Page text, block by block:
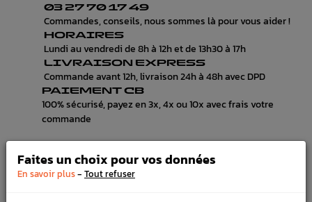
03 27 70 17 49
Commandes, conseils, nous sommes là pour vous aider !
HORAIRES
Lundi au vendredi de 8h à 12h et de 13h30 à 17h
LIVRAISON EXPRESS
Commande avant 12h, livraison 24h à 48h avec DPD
PAIEMENT CB
100% sécurisé, payez en 3x, 4x ou 10x avec frais votre
commande
DESCRIPTION
Faites un choix pour vos données
En savoir plus- Tout refuser